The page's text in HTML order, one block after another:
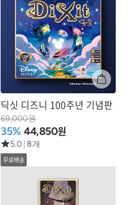
딕싯 디즈니 100주년 기념판
69,000원
35% 44,850원
5.0 8개
무료배송